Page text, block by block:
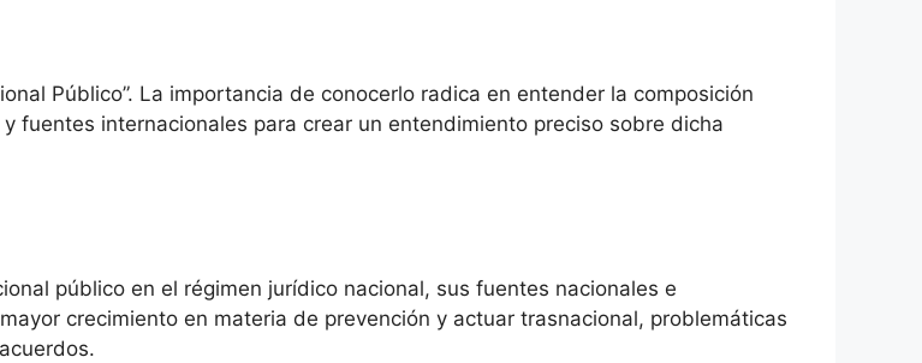
Público”. La importancia de conocerlo radica en entender la composición
fuentes internacionales para crear un entendimiento preciso sobre dicha
público en el régimen jurídico nacional, sus fuentes nacionales e
crecimiento en materia de prevención y actuar trasnacional, problemáticas